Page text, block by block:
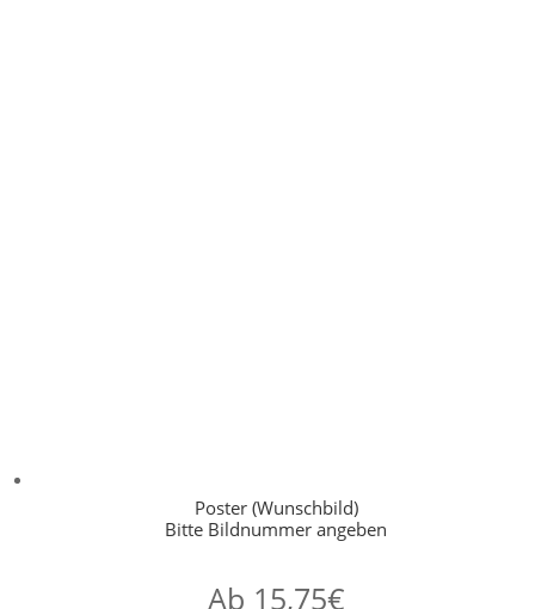
Poster (Wunschbild)
Bitte Bildnummer angeben
Ab 15,75€